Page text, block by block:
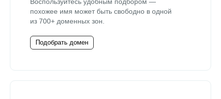
похожее имя может быть свободно в одной
из 700+ доменных зон.
Подобрать домен